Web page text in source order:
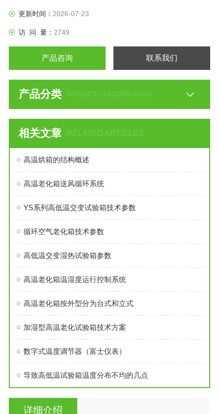
更新时间： 2026-07-23
访 问 量： 2749
产品咨询 联系我们
产品分类 PRODUCT CLASSIFICATION
相关文章 RELATED ARTICLES
高温烘箱的结构概述
高温老化箱送风循环系统
YS系列高低温交变试验箱技术参数
循环空气老化箱技术参数
高低温交变湿热试验箱参数
高温老化箱温湿度运行控制系统
高温老化箱按外型分为台式和立式
加湿型高温老化试验箱技术方案
数字式温度调节器（富士仪表）
导致高低温试验箱温度分布不均的几点
详细介绍